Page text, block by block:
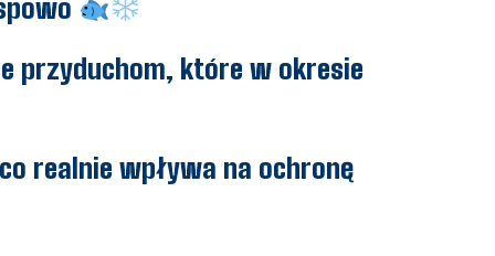
przyduchom, które w okresie
realnie wpływa na ochronę